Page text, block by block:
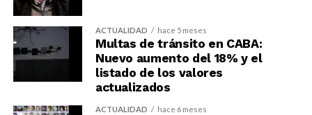
ACTUALIDAD hace 5 meses
Multas de tránsito en CABA:
Nuevo aumento del 18% y el
listado de los valores
actualizados
ACTUALIDAD hace 6 meses